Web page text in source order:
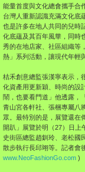
能量首度與文化總會攜手合
台灣人重新認識充滿文化底
也是許多在地人共同的兒時
化底蘊及其百年風華，同時
秀的在地店家、社區組織等
熱」系列活動，讓現代年輕
桔禾創意總監張漢寧表示，
化資產用更新穎、時尚的設
鬧，也要看門道」他透露，
青山宮各軒社、張梱專屬八
眾。最特別的是，展覽還在
開趴」展覽於明（27）日上
史街區總監趙釧玲、老松國
散步執行長邱翊等。記者會
www.NeoFashionGo.com )